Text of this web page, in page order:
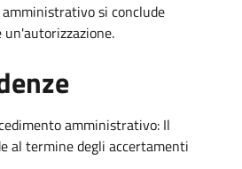
si conclude
amministrativo: Il
al termine degli accertamenti